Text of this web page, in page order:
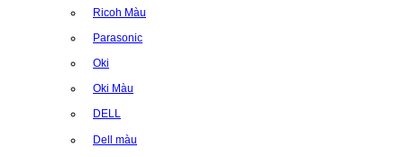
Ricoh Màu
Parasonic
Oki
Oki Màu
DELL
Dell màu